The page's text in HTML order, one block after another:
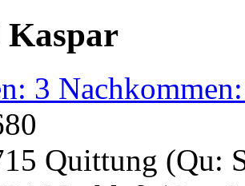
Kaspar
3
Quittung (Qu: